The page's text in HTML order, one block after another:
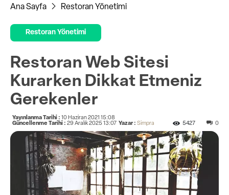
Ana Sayfa Restoran Yönetimi
Restoran Yönetimi
Restoran Web Sitesi
Kurarken Dikkat Etmeniz
Gerekenler
Yayınlanma Tarihi : 10 Haziran 2021 15:08
Güncellenme Tarihi : 29 Aralık 2025 13:07 Yazar : Simpra 0
5427